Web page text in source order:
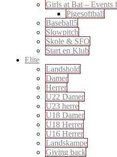
Girls at Bat – Events
Pigesoftball
Baseball5
Slowpitch
Skole & SFO
Start en Klub
Elite
Landshold
Damer
Herrer
U22 Damer
U23 herre
U18 Damer
U18 Herrer
U16 Herrer
Landskampe
Giving back